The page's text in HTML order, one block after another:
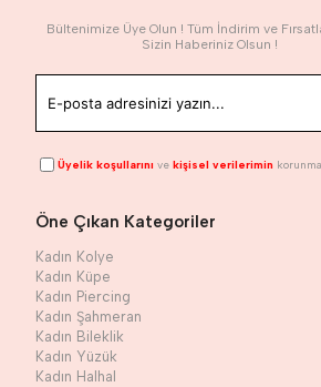
Bültenimize Üye Olun ! Tüm İndirim ve
Sizin Haberiniz Olsun !
Üyelik koşullarını vekişisel verilerimin
Öne Çıkan Kategoriler
Kadın Kolye
Kadın Küpe
Kadın Piercing
Kadın Şahmeran
Kadın Bileklik
Kadın Yüzük
Kadın Halhal